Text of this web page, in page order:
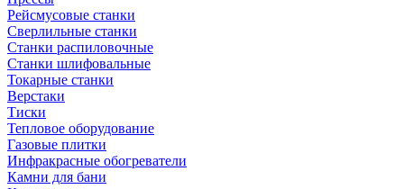
Рейсмусовые станки
Сверлильные станки
Станки распиловочные
Станки шлифовальные
Токарные станки
Верстаки
Тиски
Тепловое оборудование
Газовые плитки
Инфракрасные обогреватели
Камни для бани